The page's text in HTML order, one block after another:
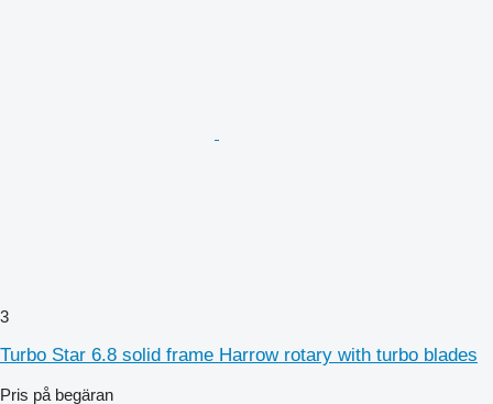
3
Turbo Star 6.8 solid frame Harrow rotary with turbo blades
Pris på begäran